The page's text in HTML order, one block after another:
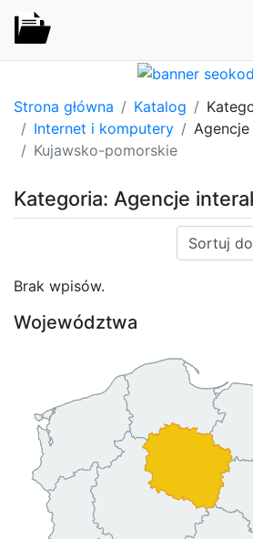
Strona główna Katalog
Internet i komputery
Kujawsko-pomorskie
Kategoria: Agencje
Sortuj:
Brak wpisów.
Województwa